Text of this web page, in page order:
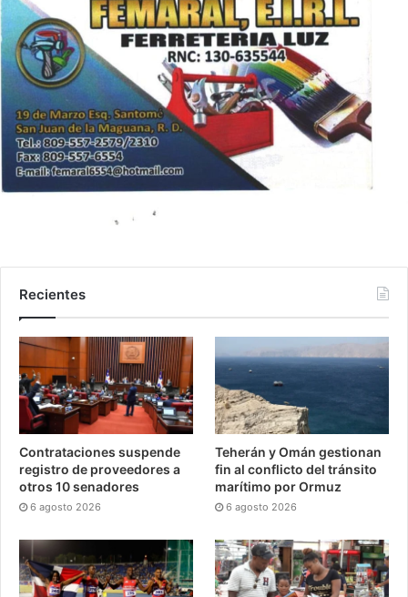
Recientes
Contrataciones suspende
registro de proveedores a
otros 10 senadores
6 agosto 2026
Teherán y Omán gestionan
fin al conflicto del tránsito
marítimo por Ormuz
6 agosto 2026